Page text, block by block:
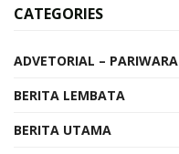
CATEGORIES
ADVETORIAL – PARIWARA
BERITA LEMBATA
BERITA UTAMA